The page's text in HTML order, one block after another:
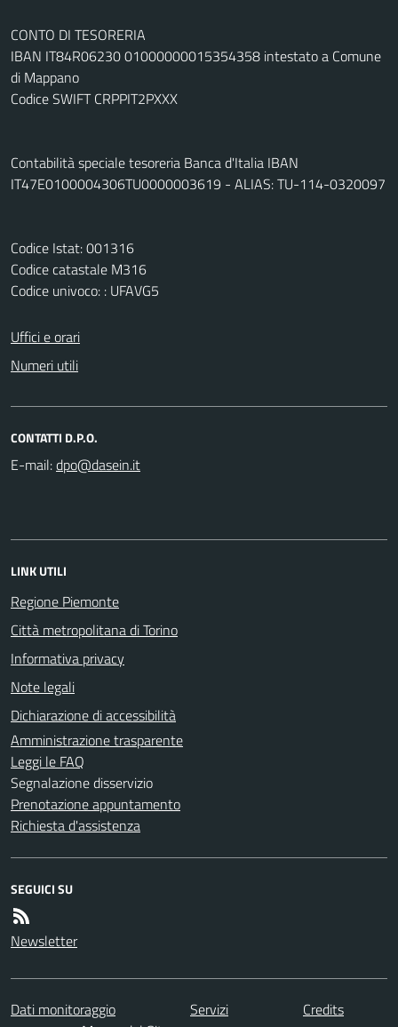
CONTO DI TESORERIA
IBAN IT84R06230 01000000015354358 intestato a Comune
di Mappano
Codice SWIFT CRPPIT2PXXX
Contabilità speciale tesoreria Banca d'Italia IBAN
IT47E0100004306TU0000003619 - ALIAS: TU-114-0320097
Codice Istat: 001316
Codice catastale M316
Codice univoco: : UFAVG5
Uffici e orari
Numeri utili
CONTATTI D.P.O.
E-mail:
LINK UTILI
Regione Piemonte
Città metropolitana di Torino
Informativa privacy
Note legali
Dichiarazione di accessibilità
Amministrazione trasparente
Leggi le FAQ
Segnalazione disservizio
Prenotazione appuntamento
Richiesta d'assistenza
SEGUICI SU
Newsletter
Dati monitoraggio Servizi
Credits